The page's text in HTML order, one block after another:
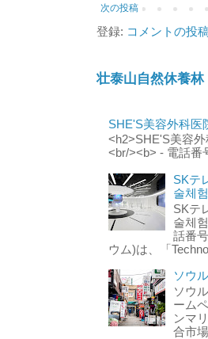
次の投稿
登録: コメントの投
壮泰山自然休養林
SHE'S美容外科医
<h2>SHE'S美容
<br/><b> - 電話番
SKテ
술체
SKテ
술체
話番
ウム)は、「
ソウ
ソウ
ーム
ンマ
合市